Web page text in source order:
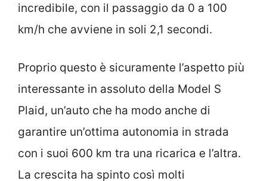
incredibile, con il passaggio da 0 a 100
km/h che avviene in soli 2,1 secondi.
Proprio questo è sicuramente l’aspetto più
interessante in assoluto della Model S
Plaid, un’auto che ha modo anche di
garantire un’ottima autonomia in strada
con i suoi 600 km tra una ricarica e l’altra.
La crescita ha spinto così molti